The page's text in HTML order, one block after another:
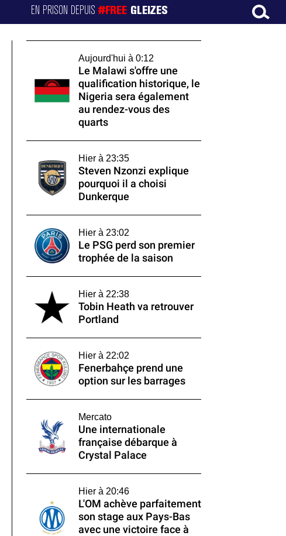
EN PRISON DEPUIS#FREE GLEIZES
Aujourd'hui à 0:12
Le Malawi s'offre une
qualification historique, le
Nigeria sera également
au rendez-vous des
quarts
Hier à 23:35
Steven Nzonzi explique
pourquoi il a choisi
Dunkerque
Hier à 23:02
Le PSG perd son premier
trophée de la saison
Hier à 22:38
Tobin Heath va retrouver
Portland
Hier à 22:02
Fenerbahçe prend une
option sur les barrages
Mercato
Une internationale
française débarque à
Crystal Palace
Hier à 20:46
L'OM achève parfaitement
son stage aux Pays-Bas
avec une victoire face à